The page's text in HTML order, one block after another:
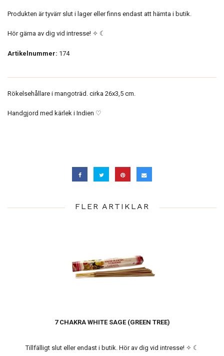
Produkten är tyvärr slut i lager eller finns endast att hämta i butik.
Hör gärna av dig vid intresse! ✧ ☾
Artikelnummer: 174
Rökelsehållare i mangoträd. cirka 26x3,5 cm.
Handgjord med kärlek i Indien ♡
FLER ARTIKLAR
7 CHAKRA WHITE SAGE (GREEN TREE)
Tillfälligt slut eller endast i butik. Hör av dig vid intresse! ✧ ☾